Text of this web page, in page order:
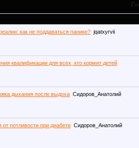
как не поддаваться панике? jqatxyrvii
квалификации для всех, кто кормит детей
дыхания после выдоха Сидоров_Анатолий
от потливости при диабете Сидоров_Анатолий